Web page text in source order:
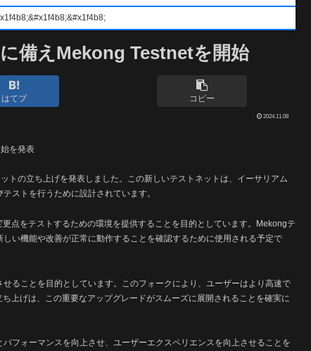
備えMekong Testnetを開始
はてブ コピー
2024.11.08
を発表
トの立ち上げを発表しました。この新しいテストネットは、イーサリアム
ストを行うために設計されています。
点をテストするための環境を提供することを目的としています。Mekongテ
い機能や改善が正常に動作することを確認するために使用される予定で
ることを目的としています。このフォークにより、ユーザーはより高速で
上げは、この重要なアップグレードがスムーズに展開されることを確実に
フォーマンスを向上させ、ユーザーエクスペリエンスを向上させることを